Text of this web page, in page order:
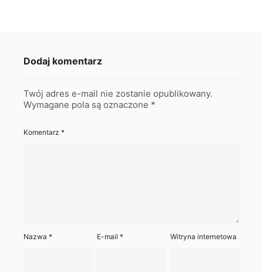
Dodaj komentarz
Twój adres e-mail nie zostanie opublikowany.
Wymagane pola są oznaczone *
Komentarz *
Nazwa * E-mail* Witryna internetowa